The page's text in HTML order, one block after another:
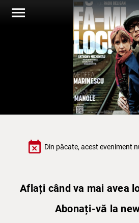
menu
event_busy Din păcate, acest eveniment
Aflați când va mai avea
Abonați-vă la